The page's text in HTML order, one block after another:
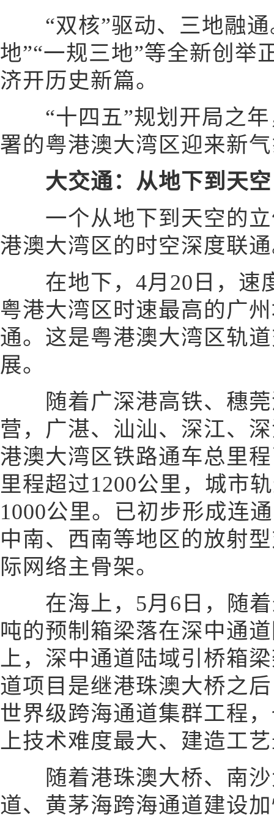
“双核”驱动、三地融通
地”“一规三地”等全新创举
济开历史新篇。
“十四五”规划开局之年
署的粤港澳大湾区迎来新
大交通：从地下到天空
一个从地下到天空的立
港澳大湾区的时空深度联
在地下，4月20日，速
粤港大湾区时速最高的广
通。这是粤港澳大湾区轨
展。
随着广深港高铁、穗莞
营，广湛、汕汕、深江、
港澳大湾区铁路通车总里
里程超过1200公里，城市
1000公里。已初步形成连
中南、西南等地区的放射
际网络主骨架。
在海上，5月6日，随着
吨的预制箱梁落在深中通
上，深中通道陆域引桥箱
道项目是继港珠澳大桥之
世界级跨海通道集群工程
上技术难度最大、建造工
随着港珠澳大桥、南沙
道、黄茅海跨海通道建设